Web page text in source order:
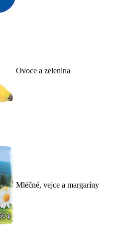
Ovoce a zelenina
Mléčné, vejce a margaríny